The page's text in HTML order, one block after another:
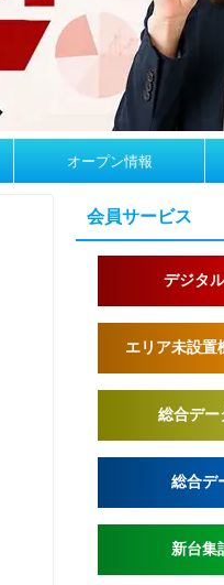
オープン情報
会員サービス
デジタ
エリア未設置
総合デー
総合デ
新台集